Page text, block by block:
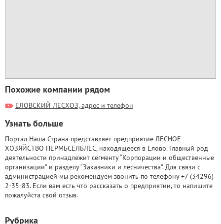
Похожие компании рядом
ЕЛОВСКИЙ ЛЕСХОЗ, адрес и телефон
Узнать больше
Портал Наша Страна представляет предприятие ЛЕСНОЕ
ХОЗЯЙСТВО ПЕРМЬСЕЛЬЛЕС, находящееся в Елово. Главный род
деятельности принадлежит сегменту “Корпорации и общественные
организации” и разделу “Заказники и лесничества”. Для связи с
администрацией мы рекомендуем звонить по телефону +7 (34296)
2-35-83. Если вам есть что рассказать о предприятии, то напишите
пожалуйста свой отзыв.
Рубрика